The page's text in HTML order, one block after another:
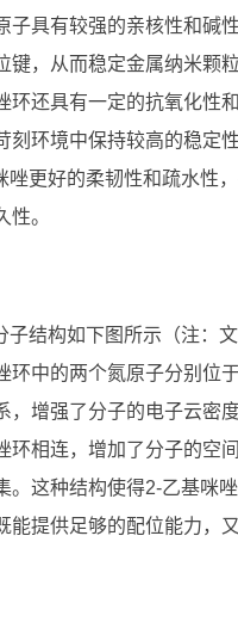
子具有较强的亲核性和碱
键，从而稳定金属纳米颗
环还具有一定的抗氧化性
刻环境中保持较高的稳定
唑更好的柔韧性和疏水性
性。
子结构如下图所示（注：
环中的两个氮原子分别位
，增强了分子的电子云密
环相连，增加了分子的空
。这种结构使得2-乙基咪
能提供足够的配位能力，